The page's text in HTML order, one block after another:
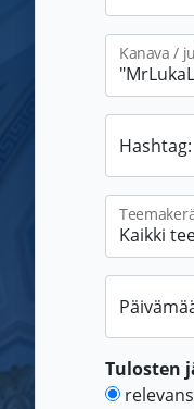
Kanava /
Hashtag:
Tulosten